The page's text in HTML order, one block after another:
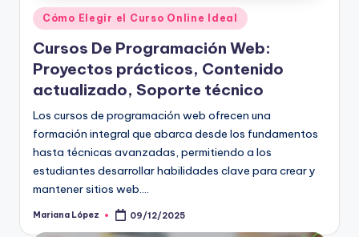
Posted
in
Cómo Elegir el Curso Online Ideal
Cursos De Programación Web:
Proyectos prácticos, Contenido
actualizado, Soporte técnico
Los cursos de programación web ofrecen una
formación integral que abarca desde los fundamentos
hasta técnicas avanzadas, permitiendo a los
estudiantes desarrollar habilidades clave para crear y
mantener sitios web.…
Posted
Mariana López 09/12/2025